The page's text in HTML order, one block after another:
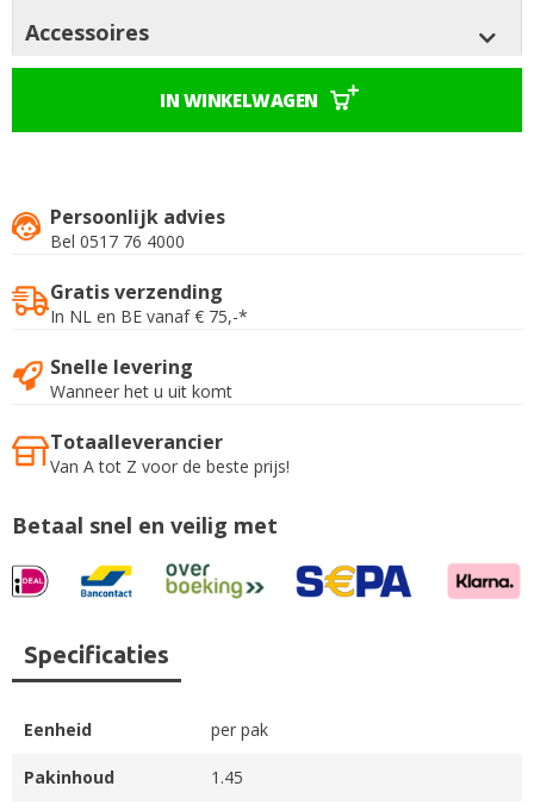
Accessoires
IN WINKELWAGEN
Persoonlijk advies
Bel 0517 76 4000
Gratis verzending
In NL en BE vanaf € 75,-*
Snelle levering
Wanneer het u uit komt
Totaalleverancier
Van A tot Z voor de beste prijs!
Betaal snel en veilig met
Specificaties
Eenheid per pak
Pakinhoud 1.45